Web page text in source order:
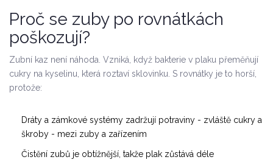
Proč se zuby po rovnátkách
poškozují?
Zubní kaz není náhoda. Vzniká, když bakterie v plaku přeměňují
cukry na kyselinu, která roztaví sklovinku. S rovnátky je to horší,
protože:
Dráty a zámkové systémy zadržují potraviny - zvláště cukry a
škroby - mezi zuby a zařízením
Čistění zubů je obtížnější, takže plak zůstává déle